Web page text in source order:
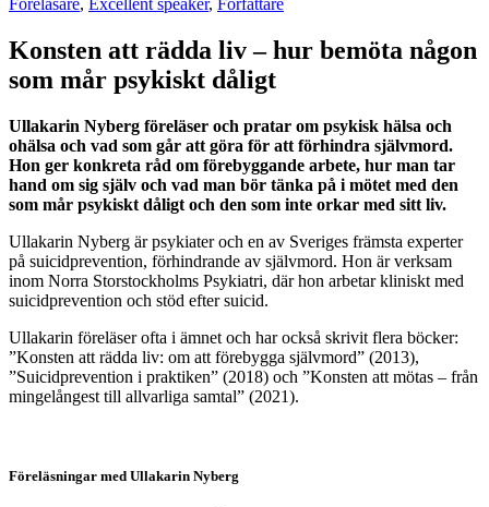
Konsten att rädda liv – hur bemöta någon
som mår psykiskt dåligt
Ullakarin Nyberg föreläser och pratar om psykisk hälsa och
ohälsa och vad som går att göra för att förhindra självmord.
Hon ger konkreta råd om förebyggande arbete, hur man tar
hand om sig själv och vad man bör tänka på i mötet med den
som mår psykiskt dåligt och den som inte orkar med sitt liv.
Ullakarin Nyberg är psykiater och en av Sveriges främsta experter
på suicidprevention, förhindrande av självmord. Hon är verksam
inom Norra Storstockholms Psykiatri, där hon arbetar kliniskt med
suicidprevention och stöd efter suicid.
Ullakarin föreläser ofta i ämnet och har också skrivit flera böcker:
”Konsten att rädda liv: om att förebygga självmord” (2013),
”Suicidprevention i praktiken” (2018) och ”Konsten att mötas – från
mingelångest till allvarliga samtal” (2021).
Föreläsningar med Ullakarin Nyberg